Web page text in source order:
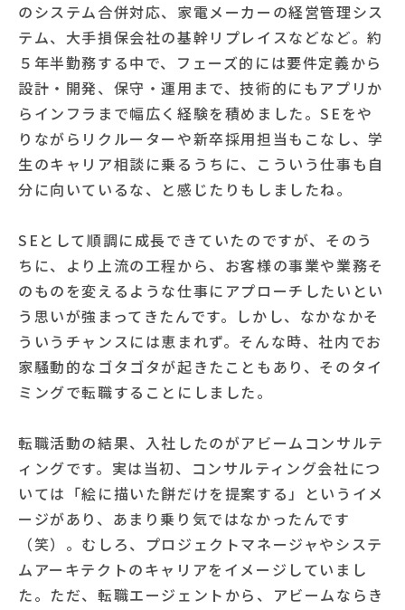
のシステム合併対応、家電メーカーの経営管理シス
テム、大手損保会社の基幹リプレイスなどなど。約
５年半勤務する中で、フェーズ的には要件定義から
設計・開発、保守・運用まで、技術的にもアプリか
らインフラまで幅広く経験を積めました。SEをや
りながらリクルーターや新卒採用担当もこなし、学
生のキャリア相談に乗るうちに、こういう仕事も自
分に向いているな、と感じたりもしましたね。
SEとして順調に成長できていたのですが、そのう
ちに、より上流の工程から、お客様の事業や業務そ
のものを変えるような仕事にアプローチしたいとい
う思いが強まってきたんです。しかし、なかなかそ
ういうチャンスには恵まれず。そんな時、社内でお
家騒動的なゴタゴタが起きたこともあり、そのタイ
ミングで転職することにしました。
転職活動の結果、入社したのがアビームコンサルテ
ィングです。実は当初、コンサルティング会社につ
いては「絵に描いた餅だけを提案する」というイメ
ージがあり、あまり乗り気ではなかったんです
（笑）。むしろ、プロジェクトマネージャやシステ
ムアーキテクトのキャリアをイメージしていまし
た。ただ、転職エージェントから、アビームならき